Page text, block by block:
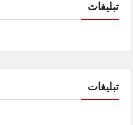
تبلیغات
تبلیغات